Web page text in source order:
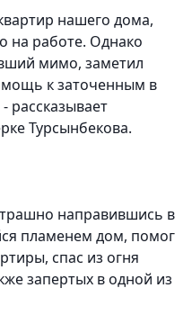
нашего дома,
на работе. Однако
мимо, заметил
к заточенным в
рассказывает
Турсынбекова.
направившись в
пламенем дом, помог
спас из огня
запертых в одной из